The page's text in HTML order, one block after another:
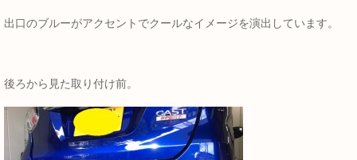
出口のブルーがアクセントでクールなイメージを演出しています。
後ろから見た取り付け前。